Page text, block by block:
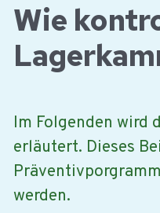
der
Produktionslinien
Wie
Im Folgenden wird
erläutert. Dieses
werden.